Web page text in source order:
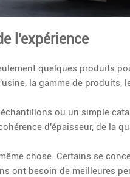
l'expérience
quelques produits
la gamme de produits,
ou un simple
d'épaisseur, de la
chose. Certains se
ont besoin de meilleures